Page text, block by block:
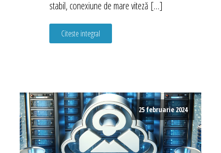
stabil, conexiune de mare viteză […]
Citeste integral
25 februarie 2024